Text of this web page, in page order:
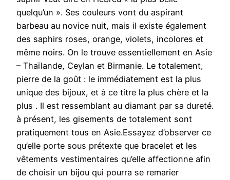
quelqu’un ». Ses couleurs vont du aspirant
barbeau au novice nuit, mais il existe également
des saphirs roses, orange, violets, incolores et
même noirs. On le trouve essentiellement en Asie
– Thaïlande, Ceylan et Birmanie. Le totalement,
pierre de la goût : le immédiatement est la plus
unique des bijoux, et à ce titre la plus chère et la
plus . Il est ressemblant au diamant par sa dureté.
à présent, les gisements de totalement sont
pratiquement tous en Asie.Essayez d’observer ce
qu’elle porte sous prétexte que bracelet et les
vêtements vestimentaires qu’elle affectionne afin
de choisir un bijou qui pourra se remarier